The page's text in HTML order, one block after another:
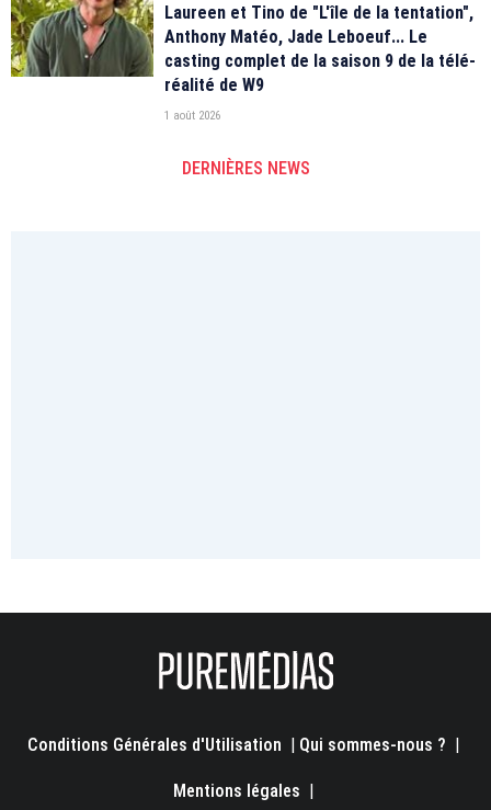
Laureen et Tino de "L'île de la tentation",
Anthony Matéo, Jade Leboeuf... Le
casting complet de la saison 9 de la télé-
réalité de W9
1 août 2026
DERNIÈRES NEWS
Conditions Générales d'Utilisation | Qui sommes-nous ? |
Mentions légales |